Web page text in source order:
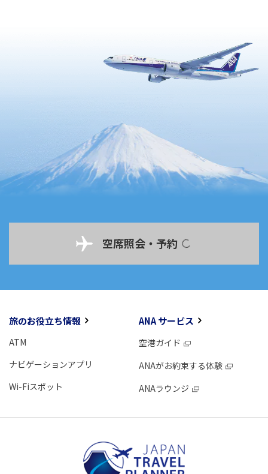
空席照会・予約
旅のお役立ち情報
ATM
ナビゲーションアプリ
Wi-Fiスポット
ANA サービス
空港ガイド
ANAがお約束する体験
ANAラウンジ